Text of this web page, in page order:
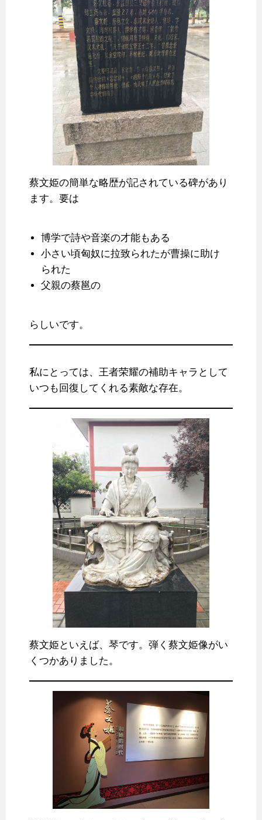
蔡文姫の簡単な略歴が記されている碑があり
ます。要は
博学で詩や音楽の才能もある
小さい頃匈奴に拉致られたが曹操に助け
られた
父親の蔡邕の
らしいです。
私にとっては、王者荣耀の補助キャラとして
いつも回復してくれる素敵な存在。
蔡文姫といえば、琴です。弾く蔡文姫像がい
くつかありました。